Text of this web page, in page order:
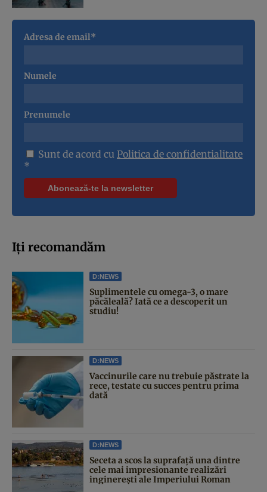
Adresa de email*
Numele
Prenumele
Sunt de acord cu Politica de confidentialitate
*
Iți recomandăm
D:NEWS
Suplimentele cu omega-3, o mare
păcăleală? Iată ce a descoperit un
studiu!
D:NEWS
Vaccinurile care nu trebuie păstrate la
rece, testate cu succes pentru prima
dată
D:NEWS
Seceta a scos la suprafață una dintre
cele mai impresionante realizări
inginerești ale Imperiului Roman